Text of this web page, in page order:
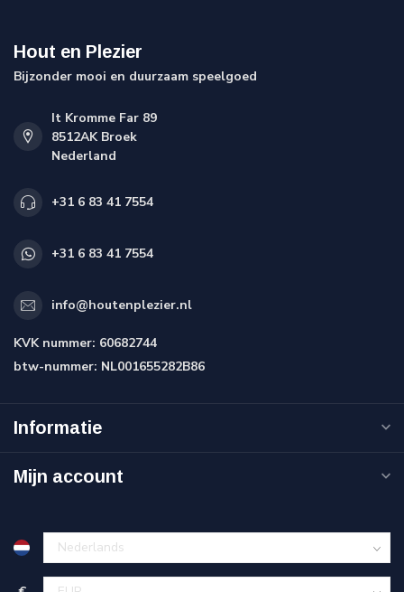
Hout en Plezier
Bijzonder mooi en duurzaam speelgoed
It Kromme Far 89
8512AK Broek
Nederland
+31 6 83 41 7554
+31 6 83 41 7554
info@houtenplezier.nl
KVK nummer: 60682744
btw-nummer: NL001655282B86
Informatie
Mijn account